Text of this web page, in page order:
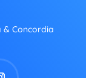
& Concordia